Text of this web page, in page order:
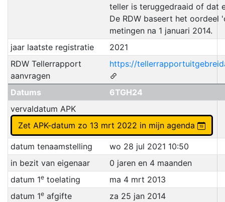
teller is teruggedraaid of dat
De RDW baseert het oordeel
metingen na 1 januari 2014.
jaar laatste registratie
2021
RDW Tellerrapport
aanvragen
https://
Datums
6TGH24
vervaldatum APK
Zet APK-datum zo 13 mrt 2022 in mijn agenda
datum tenaamstelling
wo 28 jul 2021 10:50
in bezit van eigenaar
0 jaren en 4 maanden
datum 1etoelating
ma 4 mrt 2013
datum 1eafgifte
za 25 jan 2014